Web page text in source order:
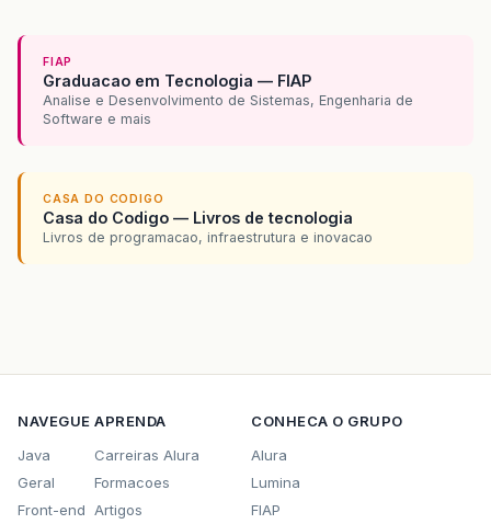
FIAP
Graduacao em Tecnologia — FIAP
Analise e Desenvolvimento de Sistemas, Engenharia de
Software e mais
CASA DO CODIGO
Casa do Codigo — Livros de tecnologia
Livros de programacao, infraestrutura e inovacao
NAVEGUE
Java
Geral
Front-end
APRENDA
Carreiras Alura
Formacoes
Artigos
CONHECA O GRUPO
Alura
Lumina
FIAP